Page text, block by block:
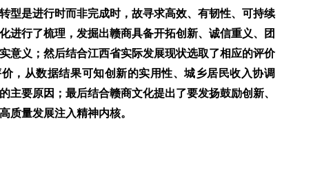
型是进行时而非完成时，故寻求高效、有韧性、可持续
进行了梳理，发掘出赣商具备开拓创新、诚信重义、团
意义；然后结合江西省实际发展现状选取了相应的评价
，从数据结果可知创新的实用性、城乡居民收入协调
要原因；最后结合赣商文化提出了要发扬鼓励创新、
质量发展注入精神内核。